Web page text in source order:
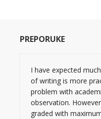
PREPORUKE
I have expected
of writing is more
problem with
observation.
graded with